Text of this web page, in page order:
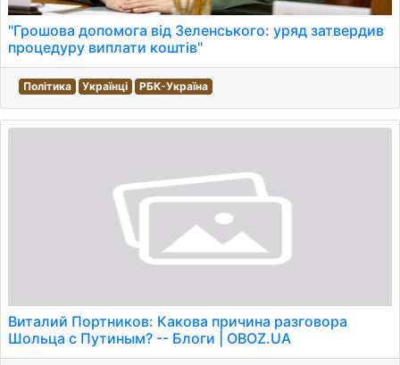
"Грошова допомога від Зеленського: уряд затвердив
процедуру виплати коштів"
Політика Українці РБК-Україна
Виталий Портников: Какова причина разговора
Шольца с Путиным? -- Блоги | OBOZ.UA